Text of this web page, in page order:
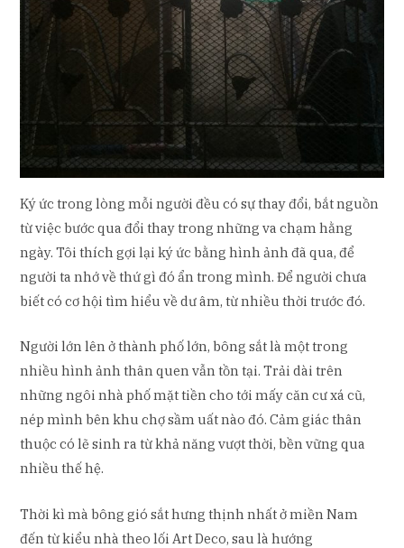
Ký ức trong lòng mỗi người đều có sự thay đổi, bắt nguồn
từ việc bước qua đổi thay trong những va chạm hằng
ngày. Tôi thích gợi lại ký ức bằng hình ảnh đã qua, để
người ta nhớ về thứ gì đó ẩn trong mình. Để người chưa
biết có cơ hội tìm hiểu về dư âm, từ nhiều thời trước đó.
Người lớn lên ở thành phố lớn, bông sắt là một trong
nhiều hình ảnh thân quen vẫn tồn tại. Trải dài trên
những ngôi nhà phố mặt tiền cho tới mấy căn cư xá cũ,
nép mình bên khu chợ sầm uất nào đó. Cảm giác thân
thuộc có lẽ sinh ra từ khả năng vượt thời, bền vững qua
nhiều thế hệ.
Thời kì mà bông gió sắt hưng thịnh nhất ở miền Nam
đến từ kiểu nhà theo lối Art Deco, sau là hướng